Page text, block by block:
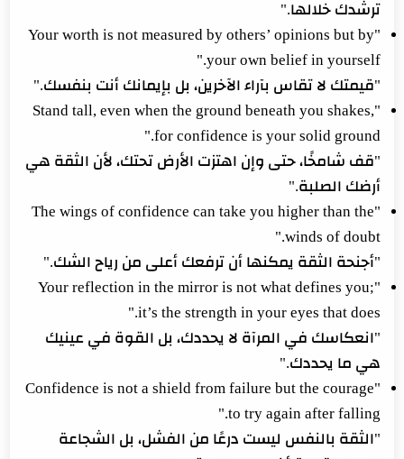
ترشدك خلالها."
"Your worth is not measured by others’ opinions but by
your own belief in yourself."
"قيمتك لا تقاس بآراء الآخرين، بل بإيمانك أنت بنفسك."
"Stand tall, even when the ground beneath you shakes,
for confidence is your solid ground."
"قف شامخًا، حتى وإن اهتزت الأرض تحتك، لأن الثقة هي
أرضك الصلبة."
"The wings of confidence can take you higher than the
winds of doubt."
"أجنحة الثقة يمكنها أن ترفعك أعلى من رياح الشك."
"Your reflection in the mirror is not what defines you;
it’s the strength in your eyes that does."
"انعكاسك في المرآة لا يحددك، بل القوة في عينيك
هي ما يحددك."
"Confidence is not a shield from failure but the courage
to try again after falling."
"الثقة بالنفس ليست درعًا من الفشل، بل الشجاعة